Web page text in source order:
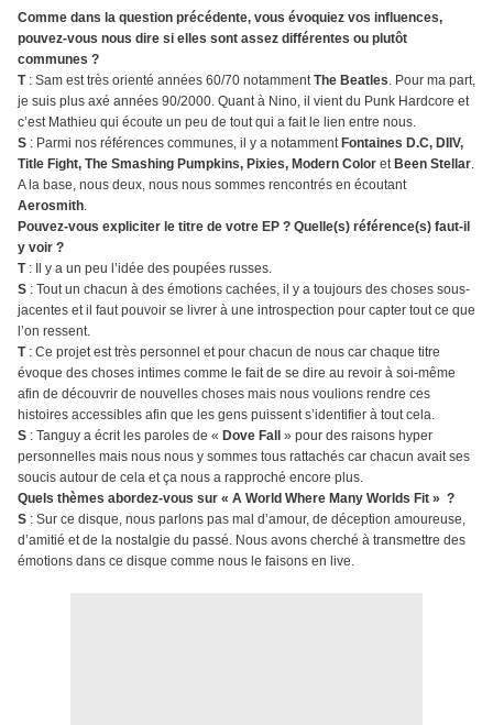
Comme dans la question précédente, vous évoquiez vos influences,
pouvez-vous nous dire si elles sont assez différentes ou plutôt
communes ?
T: Sam est très orienté années 60/70 notammentThe Beatles. Pour ma part,
je suis plus axé années 90/2000. Quant à Nino, il vient du Punk Hardcore et
c’est Mathieu qui écoute un peu de tout qui a fait le lien entre nous.
S : Parmi nos références communes, il y a notamment Fontaines D.C, DIIV,
Title Fight, The Smashing Pumpkins, Pixies, Modern Color et Been Stellar.
A la base, nous deux, nous nous sommes rencontrés en écoutant
Aerosmith.
Pouvez-vous expliciter le titre de votre EP ? Quelle(s) référence(s) faut-il
y voir ?
T: Il y a un peu l’idée des poupées russes.
S : Tout un chacun à des émotions cachées, il y a toujours des choses sous-
jacentes et il faut pouvoir se livrer à une introspection pour capter tout ce que
l’on ressent.
T: Ce projet est très personnel et pour chacun de nous car chaque titre
évoque des choses intimes comme le fait de se dire au revoir à soi-même
afin de découvrir de nouvelles choses mais nous voulions rendre ces
histoires accessibles afin que les gens puissent s’identifier à tout cela.
S : Tanguy a écrit les paroles de « Dove Fall » pour des raisons hyper
personnelles mais nous nous y sommes tous rattachés car chacun avait ses
soucis autour de cela et ça nous a rapproché encore plus.
Quels thèmes abordez-vous sur « A World Where Many Worlds Fit » ?
S : Sur ce disque, nous parlons pas mal d’amour, de déception amoureuse,
d’amitié et de la nostalgie du passé. Nous avons cherché à transmettre des
émotions dans ce disque comme nous le faisons en live.